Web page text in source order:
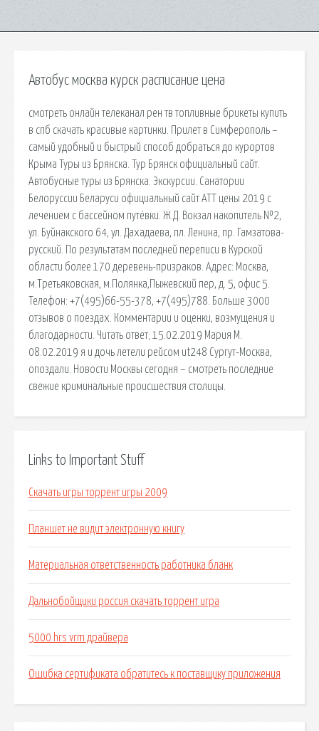
Автобус москва курск расписание цена
смотреть онлайн телеканал рен тв топливные брикеты купить
в спб скачать красивые картинки. Прилет в Симферополь –
самый удобный и быстрый способ добраться до курортов
Крыма Туры из Брянска. Тур Брянск официальный сайт.
Автобусные туры из Брянска. Экскурсии. Санатории
Белоруссии Беларуси официальный сайт АТТ цены 2019 с
лечением с бассейном путёвки. Ж.Д. Вокзал накопитель №2,
ул. Буйнакского 64, ул. Дахадаева, пл. Ленина, пр. Гамзатова-
русский. По результатам последней переписи в Курской
области более 170 деревень-призраков. Адрес: Москва,
м.Третьяковская, м.Полянка,Пыжевский пер, д. 5, офис 5.
Телефон: +7(495)66-55-378, +7(495)788. Больше 3000
отзывов о поездах. Комментарии и оценки, возмущения и
благодарности. Читать ответ; 15.02.2019 Мария М.
08.02.2019 я и дочь летели рейсом ut248 Сургут-Москва,
опоздали. Новости Москвы сегодня – смотреть последние
свежие криминальные происшествия столицы.
Links to Important Stuff
Скачать игры торрент игры 2009
Планшет не видит электронную книгу
Материальная ответственность работника бланк
Дальнобойщики россия скачать торрент игра
5000 hrs vrm драйвера
Ошибка сертификата обратитесь к поставщику приложения